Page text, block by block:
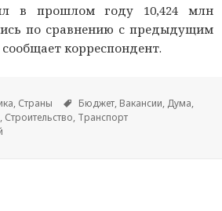
в прошлом году 10,424 млн
по сравнению с предыдущим
корреспондент.
, Страны Метки
Бюджет, Вакансии, Дума,
, Строительство, Транспорт